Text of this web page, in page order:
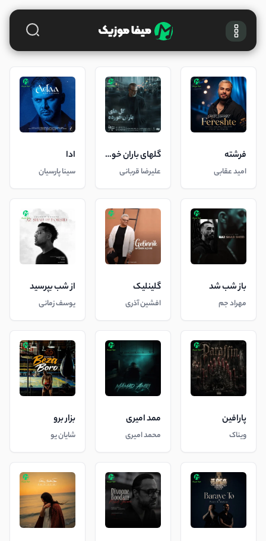
فرشته
امید عقابی
گلهای باران خورده
علیرضا قربانی
ادا
سینا پارسیان
باز شب شد
مهراد جم
گلینلیک
افشین آذری
از شب بپرسید
یوسف زمانی
پارافین
ویناک
ممد امیری
محمد امیری
بزار برو
شایان یو